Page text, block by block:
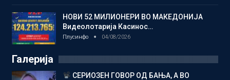
НОВИ 52 МИЛИОНЕРИ ВО МАКЕДОНИЈА
Видеолотарија Касинос…
Плусинфо 04/08/2026
Галерија
СЕРИОЗЕН ГОВОР ОД БАЊА, А ВО